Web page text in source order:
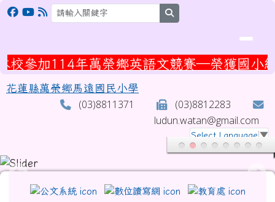
跳至主內容區
花蓮縣萬榮鄉馬遠國民小學
鄉英語文競賽—榮獲國小組英語歌唱「第
花蓮縣萬榮鄉馬遠國民小學
(03)8811371
(03)8812283
ludun.watan@gmail.com
Select Language ▼
頁尾區域